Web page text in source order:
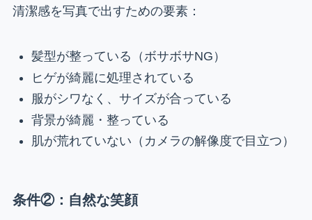
清潔感を写真で出すための要素：
髪型が整っている（ボサボサNG）
ヒゲが綺麗に処理されている
服がシワなく、サイズが合っている
背景が綺麗・整っている
肌が荒れていない（カメラの解像度で目立つ）
条件②：自然な笑顔